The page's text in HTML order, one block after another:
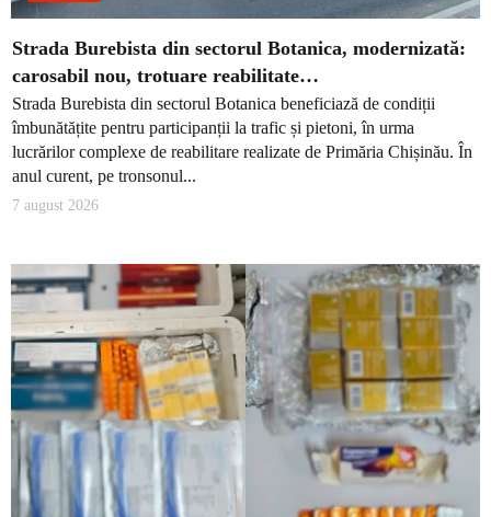
Strada Burebista din sectorul Botanica, modernizată:
carosabil nou, trotuare reabilitate…
Strada Burebista din sectorul Botanica beneficiază de condiții
îmbunătățite pentru participanții la trafic și pietoni, în urma
lucrărilor complexe de reabilitare realizate de Primăria Chișinău. În
anul curent, pe tronsonul...
7 august 2026